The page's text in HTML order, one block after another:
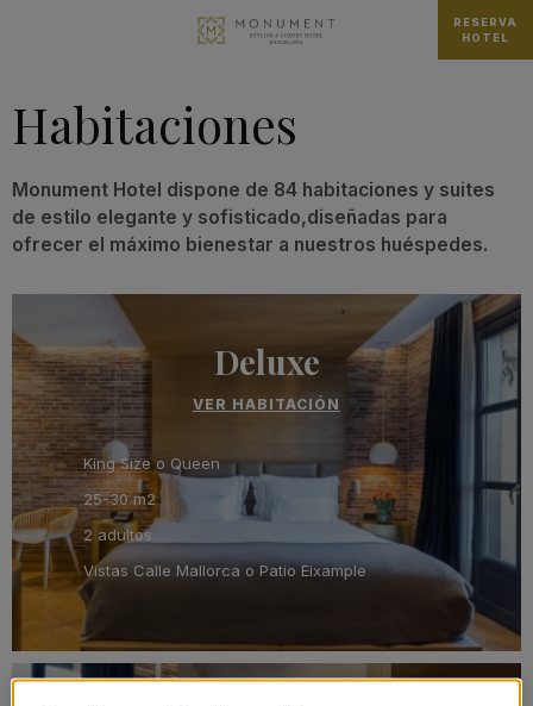
RESERVA
HOTEL
Habitaciones
Monument Hotel dispone de 84 habitaciones y suites
de estilo elegante y sofisticado,diseñadas para
ofrecer el máximo bienestar a nuestros huéspedes.
Deluxe
VER HABITACIÓN
King Size o Queen
25-30 m2
2 adultos
Vistas Calle Mallorca o Patio Eixample